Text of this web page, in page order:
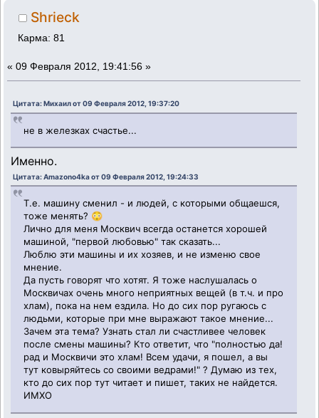
Shrieck
Карма: 81
« 09 Февраля 2012, 19:41:56 »
Цитата: Михаил от 09 Февраля 2012, 19:37:20
не в железках счастье...
Именно.
Цитата: Amazono4ka от 09 Февраля 2012, 19:24:33
Т.е. машину сменил - и людей, с которыми общаешся,
тоже менять? 😳
Лично для меня Москвич всегда останется хорошей
машиной, "первой любовью" так сказать...
Люблю эти машины и их хозяев, и не изменю свое
мнение.
Да пусть говорят что хотят. Я тоже наслушалась о
Москвичах очень много неприятных вещей (в т.ч. и про
хлам), пока на нем ездила. Но до сих пор ругаюсь с
людьми, которые при мне выражают такое мнение...
Зачем эта тема? Узнать стал ли счастливее человек
после смены машины? Кто ответит, что "полностью да!
рад и Москвичи это хлам! Всем удачи, я пошел, а вы
тут ковыряйтесь со своими ведрами!" ? Думаю из тех,
кто до сих пор тут читает и пишет, таких не найдется.
ИМХО